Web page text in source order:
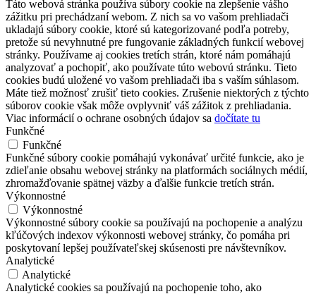
Back to top
K ukladaniu nastavení a správnemu fungovaniu využívame súbory
cookies. Kliknutím na „Prijať všetko“ súhlasíte s používaním
VŠETKÝCH súborov cookie. Môžete však navštíviť „Nastavenia
cookie“ a poskytnúť kontrolovaný súhlas.
Nastavenia cookie Prijať všetko
Súhlas môžete odmietnuťtu.
Close
Prehľad ochrany osobných údajov
Táto webová stránka používa súbory cookie na zlepšenie vášho
zážitku pri prechádzaní webom. Z nich sa vo vašom prehliadači
ukladajú súbory cookie, ktoré sú kategorizované podľa potreby,
pretože sú nevyhnutné pre fungovanie základných funkcií webovej
stránky. Používame aj cookies tretích strán, ktoré nám pomáhajú
analyzovať a pochopiť, ako používate túto webovú stránku. Tieto
cookies budú uložené vo vašom prehliadači iba s vaším súhlasom.
Máte tiež možnosť zrušiť tieto cookies. Zrušenie niektorých z týchto
súborov cookie však môže ovplyvniť váš zážitok z prehliadania.